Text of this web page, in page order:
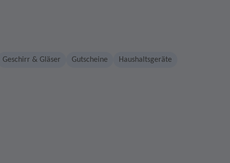
Geschirr & Gläser Gutscheine
Haushaltsgeräte